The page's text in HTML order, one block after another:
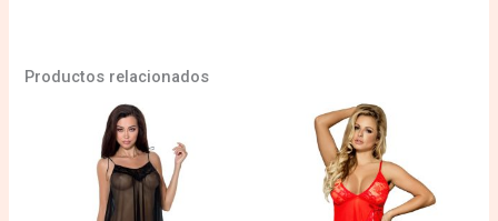
Productos relacionados